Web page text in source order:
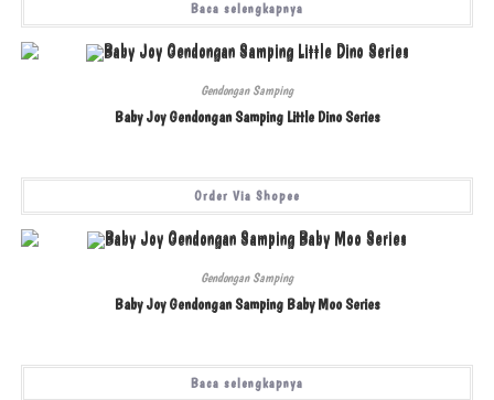
Baca selengkapnya
Gendongan Samping
Baby Joy Gendongan Samping Little Dino Series
Order Via Shopee
Gendongan Samping
Baby Joy Gendongan Samping Baby Moo Series
Baca selengkapnya